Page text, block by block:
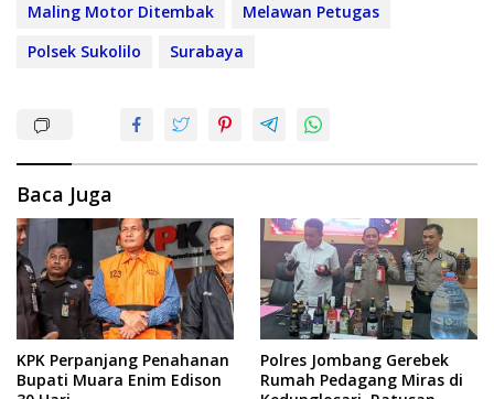
Maling Motor Ditembak
Melawan Petugas
Polsek Sukolilo
Surabaya
Baca Juga
KPK Perpanjang Penahanan
Bupati Muara Enim Edison
Polres Jombang Gerebek
Rumah Pedagang Miras di